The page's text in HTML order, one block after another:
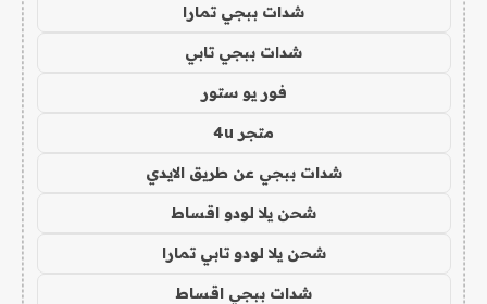
شدات ببجي تمارا
شدات ببجي تابي
فور يو ستور
متجر 4u
شدات ببجي عن طريق الايدي
شحن يلا لودو اقساط
شحن يلا لودو تابي تمارا
شدات ببجي اقساط